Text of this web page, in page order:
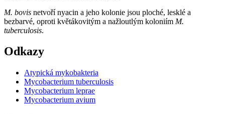
M. bovis netvoří nyacin a jeho kolonie jsou ploché, lesklé a
bezbarvé, oproti květákovitým a nažloutlým koloniím M.
tuberculosis.
Odkazy
Atypická mykobakteria
Mycobacterium tuberculosis
Mycobacterium leprae
Mycobacterium avium